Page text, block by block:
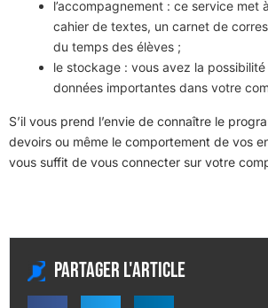
l’accompagnement : ce service met
cahier de textes, un carnet de
du temps des élèves ;
le stockage : vous avez la possibilité
données importantes dans votre
S’il vous prend l’envie de connaître le
devoirs ou même le comportement de vos
vous suffit de vous connecter sur votre
Partager l'article